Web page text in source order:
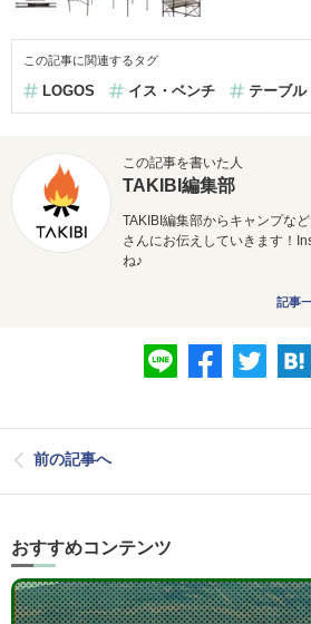
この記事に関連するタグ
LOGOS イス・ベンチ テーブル
この記事を書いた人
TAKIBI編集部
TAKIBI編集部からキャンプな
さんにお伝えしていきます！
ね♪
記事
前の記事へ
おすすめコンテンツ